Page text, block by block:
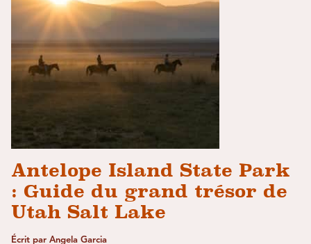
Antelope Island State Park
: Guide du grand trésor de
Utah Salt Lake
Écrit par Angela Garcia